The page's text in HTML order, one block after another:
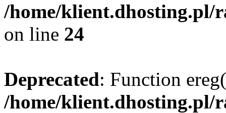
/home/klient.dhosting.pl/
on line 24
Deprecated: Function
/home/klient.dhosting.pl/